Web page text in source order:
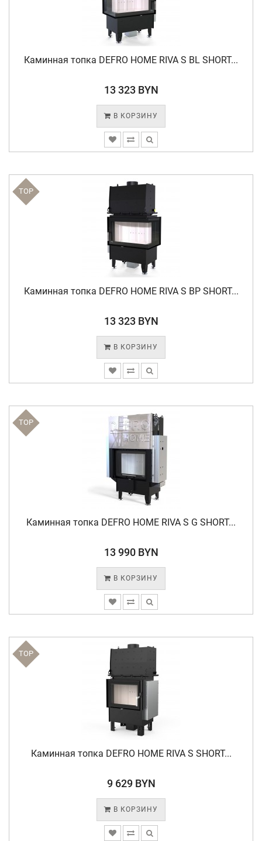
Каминная топка DEFRO HOME RIVA S BL SHORT...
13 323 BYN
В КОРЗИНУ
TOP
Каминная топка DEFRO HOME RIVA S BP SHORT...
13 323 BYN
В КОРЗИНУ
TOP
Каминная топка DEFRO HOME RIVA S G SHORT...
13 990 BYN
В КОРЗИНУ
TOP
Каминная топка DEFRO HOME RIVA S SHORT...
9 629 BYN
В КОРЗИНУ